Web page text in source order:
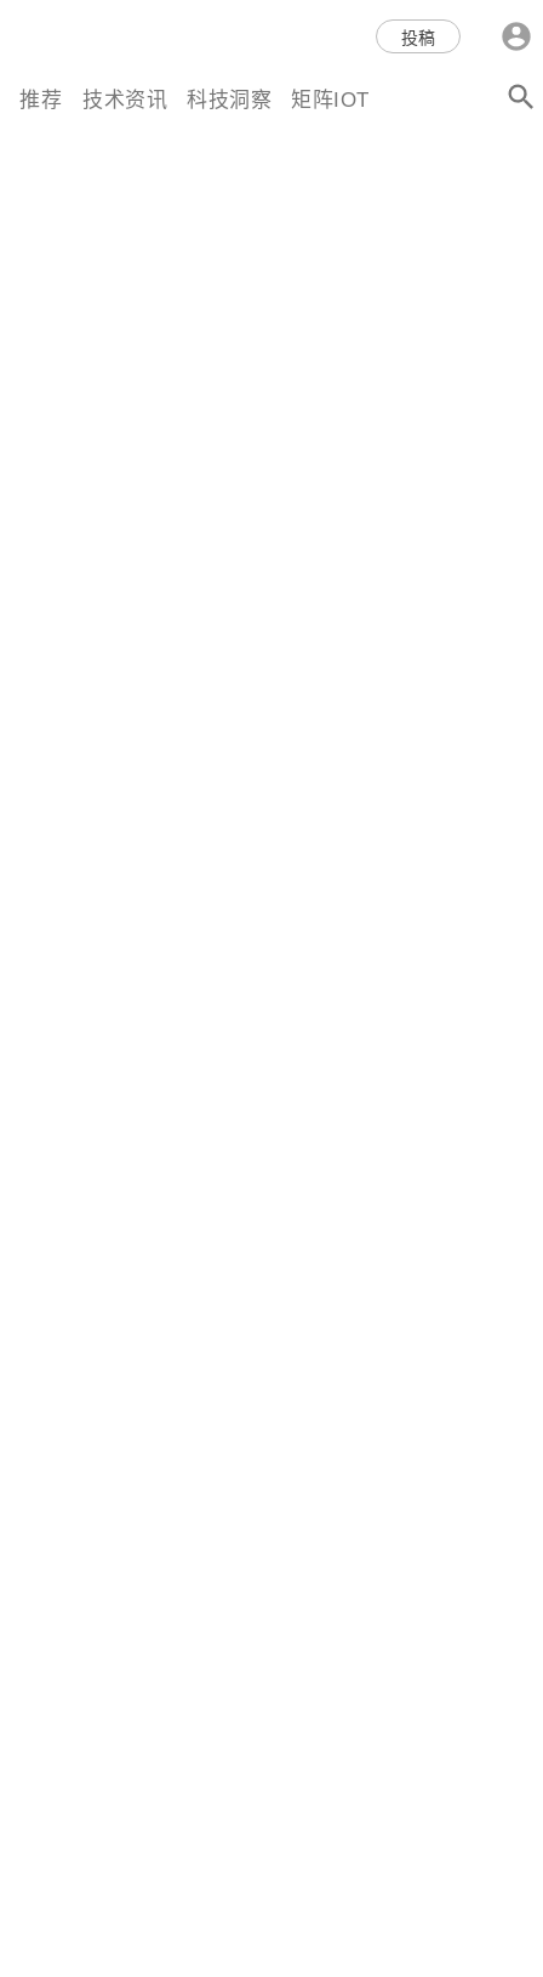
科技互联网,科技,资讯,动态,洞
察,量子,计算,AI,人工智能,机器
投稿
推荐 技术资讯 科技洞察 矩阵IOT